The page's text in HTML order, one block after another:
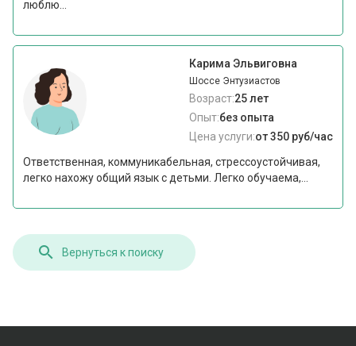
люблю...
Карима Эльвиговна
Шоссе Энтузиастов
Возраст:25 лет
Опыт:без опыта
Цена услуги:от 350 руб/час
Ответственная, коммуникабельная, стрессоустойчивая,
легко нахожу общий язык с детьми. Легко обучаема,...
Вернуться к поиску